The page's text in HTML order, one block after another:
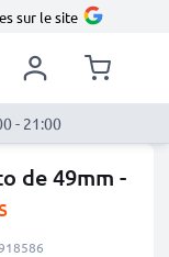
sur le site
- 21:00
de 49mm -